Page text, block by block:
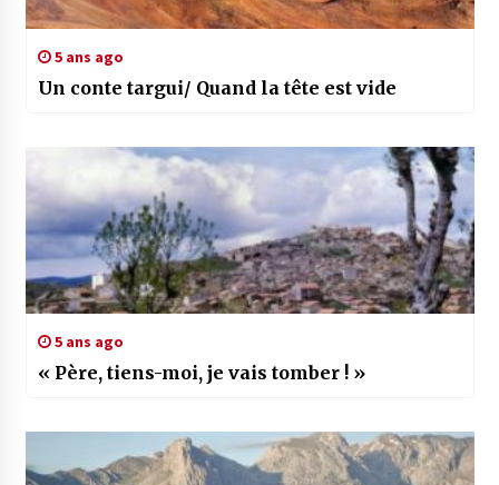
5 ans ago
Un conte targui/ Quand la tête est vide
5 ans ago
« Père, tiens-moi, je vais tomber ! »